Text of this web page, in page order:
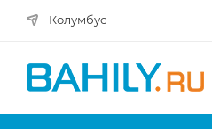
Колумбус